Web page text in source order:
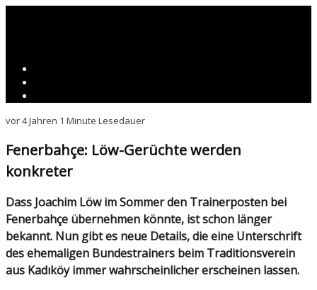
vor 4 Jahren 1 Minute Lesedauer
Fenerbahçe: Löw-Gerüchte werden
konkreter
Dass Joachim Löw im Sommer den Trainerposten bei
Fenerbahçe übernehmen könnte, ist schon länger
bekannt. Nun gibt es neue Details, die eine Unterschrift
des ehemaligen Bundestrainers beim Traditionsverein
aus Kadıköy immer wahrscheinlicher erscheinen lassen.